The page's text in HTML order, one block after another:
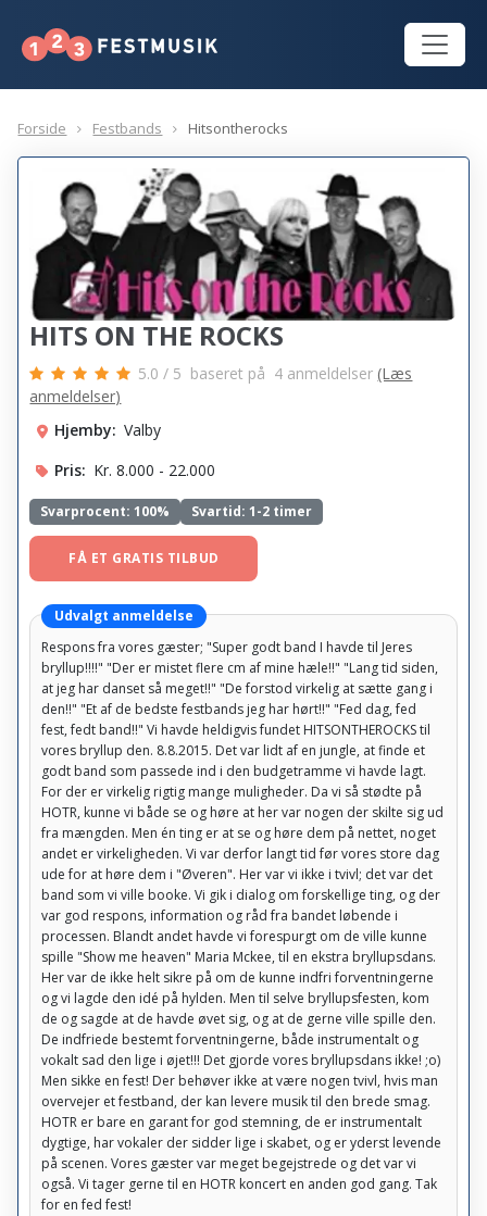
Forside Festbands Hitsontherocks
HITS ON THE ROCKS
5.0 / 5 baseret på 4 anmeldelser (Læs
anmeldelser)
Hjemby: Valby
Pris: Kr. 8.000 - 22.000
Svarprocent:100% Svartid: 1-2 timer
FÅ ET GRATIS TILBUD
Udvalgt anmeldelse
Respons fra vores gæster; "Super godt band I havde til Jeres
bryllup!!!!" "Der er mistet flere cm af mine hæle!!" "Lang tid siden,
at jeg har danset så meget!!" "De forstod virkelig at sætte gang i
den!!" "Et af de bedste festbands jeg har hørt!!" "Fed dag, fed
fest, fedt band!!" Vi havde heldigvis fundet HITSONTHEROCKS til
vores bryllup den. 8.8.2015. Det var lidt af en jungle, at finde et
godt band som passede ind i den budgetramme vi havde lagt.
For der er virkelig rigtig mange muligheder. Da vi så stødte på
HOTR, kunne vi både se og høre at her var nogen der skilte sig ud
fra mængden. Men én ting er at se og høre dem på nettet, noget
andet er virkeligheden. Vi var derfor langt tid før vores store dag
ude for at høre dem i "Øveren". Her var vi ikke i tvivl; det var det
band som vi ville booke. Vi gik i dialog om forskellige ting, og der
var god respons, information og råd fra bandet løbende i
processen. Blandt andet havde vi forespurgt om de ville kunne
spille "Show me heaven" Maria Mckee, til en ekstra bryllupsdans.
Her var de ikke helt sikre på om de kunne indfri forventningerne
og vi lagde den idé på hylden. Men til selve bryllupsfesten, kom
de og sagde at de havde øvet sig, og at de gerne ville spille den.
De indfriede bestemt forventningerne, både instrumentalt og
vokalt sad den lige i øjet!!! Det gjorde vores bryllupsdans ikke! ;o)
Men sikke en fest! Der behøver ikke at være nogen tvivl, hvis man
overvejer et festband, der kan levere musik til den brede smag.
HOTR er bare en garant for god stemning, de er instrumentalt
dygtige, har vokaler der sidder lige i skabet, og er yderst levende
på scenen. Vores gæster var meget begejstrede og det var vi
også. Vi tager gerne til en HOTR koncert en anden god gang. Tak
for en fed fest!